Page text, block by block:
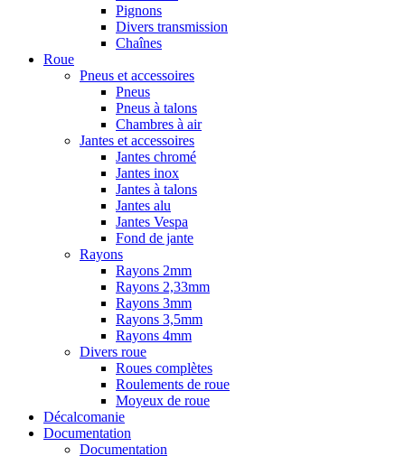
Pignons
Divers transmission
Chaînes
Roue
Pneus et accessoires
Pneus
Pneus à talons
Chambres à air
Jantes et accessoires
Jantes chromé
Jantes inox
Jantes à talons
Jantes alu
Jantes Vespa
Fond de jante
Rayons
Rayons 2mm
Rayons 2,33mm
Rayons 3mm
Rayons 3,5mm
Rayons 4mm
Divers roue
Roues complètes
Roulements de roue
Moyeux de roue
Décalcomanie
Documentation
Documentation